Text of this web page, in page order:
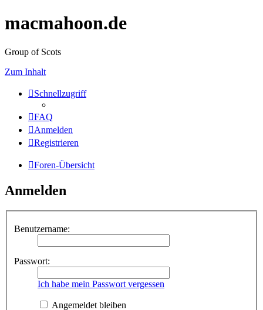
macmahoon.de
Group of Scots
Zum Inhalt
Schnellzugriff
FAQ
Anmelden
Registrieren
Foren-Übersicht
Anmelden
Benutzername:
Passwort:
Ich habe mein Passwort vergessen
Angemeldet bleiben